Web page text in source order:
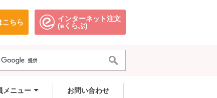
こちら
ウィンドウで開きます。
インターネット注文
(eくらぶ)別のウィンドウで開きます。
メニュー お問い合わせ